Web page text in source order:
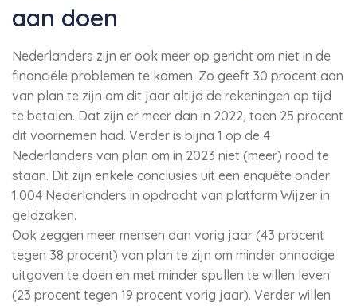
aan doen
Nederlanders zijn er ook meer op gericht om niet in de
financiële problemen te komen. Zo geeft 30 procent aan
van plan te zijn om dit jaar altijd de rekeningen op tijd
te betalen. Dat zijn er meer dan in 2022, toen 25 procent
dit voornemen had. Verder is bijna 1 op de 4
Nederlanders van plan om in 2023 niet (meer) rood te
staan. Dit zijn enkele conclusies uit een enquête onder
1.004 Nederlanders in opdracht van platform Wijzer in
geldzaken.
Ook zeggen meer mensen dan vorig jaar (43 procent
tegen 38 procent) van plan te zijn om minder onnodige
uitgaven te doen en met minder spullen te willen leven
(23 procent tegen 19 procent vorig jaar). Verder willen